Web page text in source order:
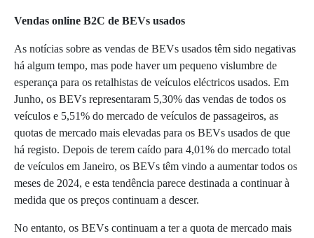
Vendas online B2C de BEVs usados
As notícias sobre as vendas de BEVs usados têm sido negativas
há algum tempo, mas pode haver um pequeno vislumbre de
esperança para os retalhistas de veículos eléctricos usados. Em
Junho, os BEVs representaram 5,30% das vendas de todos os
veículos e 5,51% do mercado de veículos de passageiros, as
quotas de mercado mais elevadas para os BEVs usados de que
há registo. Depois de terem caído para 4,01% do mercado total
de veículos em Janeiro, os BEVs têm vindo a aumentar todos os
meses de 2024, e esta tendência parece destinada a continuar à
medida que os preços continuam a descer.
No entanto, os BEVs continuam a ter a quota de mercado mais